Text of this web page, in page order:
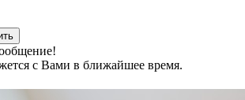
с Вами в ближайшее время.